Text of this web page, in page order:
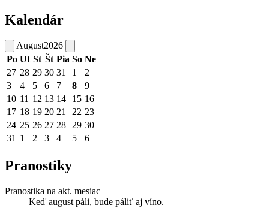
Kalendár
August2026
Po Ut St Št Pia So Ne
27 28 29 30 31 1
2
3
4 5 6 7 8
9
10 11 12 13 14 15 16
17 18 19 20 21 22 23
24 25 26 27 28 29 30
31 1 2 3 4 5 6
Pranostiky
Pranostika na akt. mesiac
Keď august páli, bude páliť aj víno.